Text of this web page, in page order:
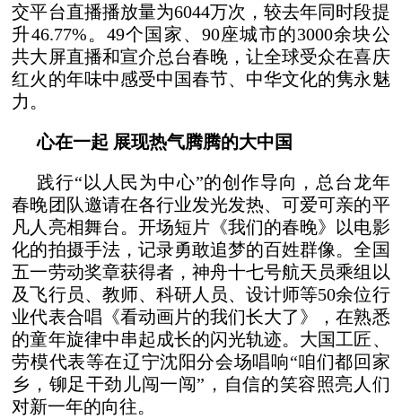
交平台直播播放量为6044万次，较去年同时段提
升46.77%。49个国家、90座城市的3000余块公
共大屏直播和宣介总台春晚，让全球受众在喜庆
红火的年味中感受中国春节、中华文化的隽永魅
力。
心在一起 展现热气腾腾的大中国
践行“以人民为中心”的创作导向，总台龙年
春晚团队邀请在各行业发光发热、可爱可亲的平
凡人亮相舞台。开场短片《我们的春晚》以电影
化的拍摄手法，记录勇敢追梦的百姓群像。全国
五一劳动奖章获得者，神舟十七号航天员乘组以
及飞行员、教师、科研人员、设计师等50余位行
业代表合唱《看动画片的我们长大了》，在熟悉
的童年旋律中串起成长的闪光轨迹。大国工匠、
劳模代表等在辽宁沈阳分会场唱响“咱们都回家
乡，铆足干劲儿闯一闯”，自信的笑容照亮人们
对新一年的向往。